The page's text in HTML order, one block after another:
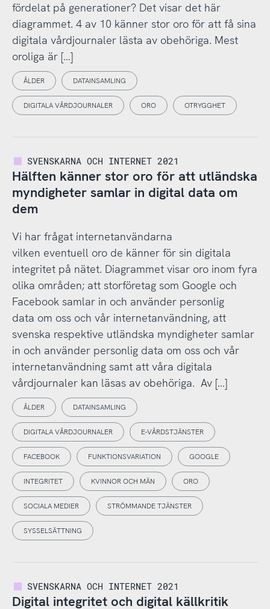
fördelat på generationer? Det visar det här
diagrammet. 4 av 10 känner stor oro för att få sina
digitala vårdjournaler lästa av obehöriga. Mest
oroliga är […]
ÅLDER DATAINSAMLING
DIGITALA VÅRDJOURNALER ORO OTRYGGHET
SVENSKARNA OCH INTERNET 2021
Hälften känner stor oro för att utländska
myndigheter samlar in digital data om
dem
Vi har frågat internetanvändarna
vilken eventuell oro de känner för sin digitala
integritet på nätet. Diagrammet visar oro inom fyra
olika områden; att storföretag som Google och
Facebook samlar in och använder personlig
data om oss och vår internetanvändning, att
svenska respektive utländska myndigheter samlar
in och använder personlig data om oss och vår
internetanvändning samt att våra digitala
vårdjournaler kan läsas av obehöriga. Av […]
ÅLDER DATAINSAMLING
DIGITALA VÅRDJOURNALER E-VÅRDSTJÄNSTER
FACEBOOK FUNKTIONSVARIATION GOOGLE
INTEGRITET KVINNOR OCH MÄN ORO
SOCIALA MEDIER STRÖMMANDE TJÄNSTER
SYSSELSÄTTNING
SVENSKARNA OCH INTERNET 2021
Digital integritet och digital källkritik